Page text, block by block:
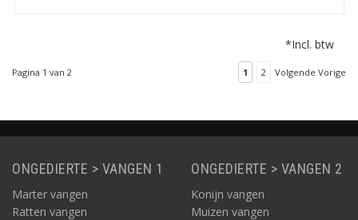
*Incl. btw
Pagina 1 van 2 1 2 Volgende Vorige
ONGEDIERTE > VANGEN 1
Marter vangen
Ratten vangen
ONGEDIERTE > VANGEN 2
Konijn vangen
Muizen vangen